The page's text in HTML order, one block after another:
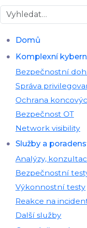
Hledat
Domů
Komplexní
Bezpečnostní
Správa
Ochrana
Bezpečnost OT
Network visibility
Služby a
Analýzy,
Bezpečnostní
Výkonnostní testy
Reakce na
Další služby